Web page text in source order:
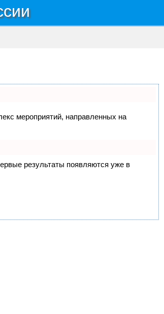
мероприятий, направленных на
результаты появляются уже в